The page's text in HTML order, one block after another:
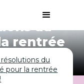
du
rentrée
du
pour la rentrée